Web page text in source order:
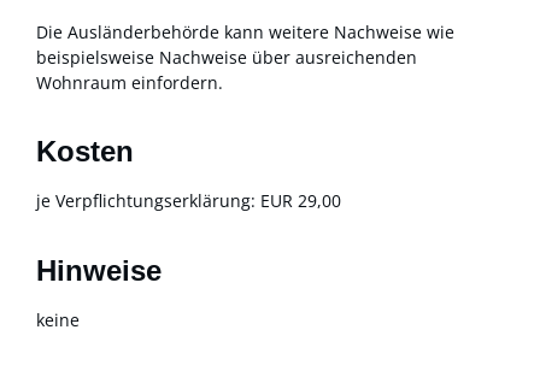
Die Ausländerbehörde kann weitere Nachweise wie
beispielsweise Nachweise über ausreichenden
Wohnraum einfordern.
Kosten
je Verpflichtungserklärung: EUR 29,00
Hinweise
keine